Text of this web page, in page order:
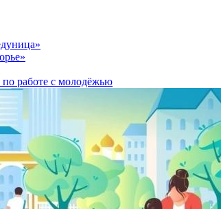
работе с молодёжью